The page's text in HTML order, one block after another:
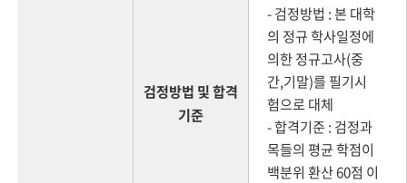
검정방법 및 합격
기준
- 검정방법 : 본 대학
의 정규 학사일정에
의한 정규고사(중
간,기말)를 필기시
험으로 대체
- 합격기준 : 검정과
목들의 평균 학점이
백분위 환산 60점 이